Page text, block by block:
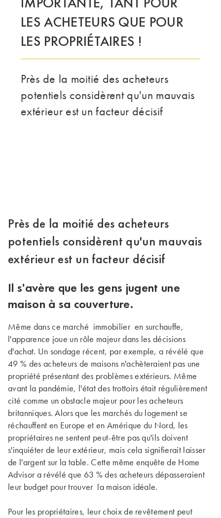
LE GROUPE | TRESPA INTERNATIONAL
LES ACHETEURS QUE POUR
LES PROPRIÉTAIRES !
Près de la moitié des acheteurs
potentiels considèrent qu'un mauvais
extérieur est un facteur décisif
Près de la moitié des acheteurs
potentiels considèrent qu'un mauvais
extérieur est un facteur décisif
Il s'avère que les gens jugent une
maison à sa couverture.
Même dans ce marché immobilier en surchauffe,
l'apparence joue un rôle majeur dans les décisions
d'achat. Un sondage récent, par exemple, a révélé que
49 % des acheteurs de maisons n'achèteraient pas une
propriété présentant des problèmes extérieurs. Même
avant la pandémie, l'état des trottoirs était régulièrement
cité comme un obstacle majeur pour les acheteurs
britanniques. Alors que les marchés du logement se
réchauffent en Europe et en Amérique du Nord, les
propriétaires ne sentent peut-être pas qu'ils doivent
s'inquiéter de leur extérieur, mais cela signifierait laisser
de l'argent sur la table. Cette même enquête de Home
Advisor a révélé que 63 % des acheteurs dépasseraient
leur budget pour trouver la maison idéale.
Pour les propriétaires, leur choix de revêtement peut